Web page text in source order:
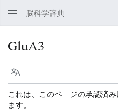
脳科学辞典
GluA3
言語
これは、このページの承認済
ます。